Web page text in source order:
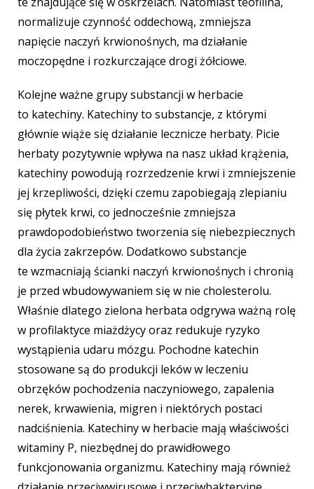
normalizuje czynność oddechową, zmniejsza
napięcie naczyń krwionośnych, ma działanie
moczopędne i rozkurczające drogi żółciowe.
Kolejne ważne grupy substancji w herbacie
to katechiny. Katechiny to substancje, z którymi
głównie wiąże się działanie lecznicze herbaty. Picie
herbaty pozytywnie wpływa na nasz układ krążenia,
katechiny powodują rozrzedzenie krwi i zmniejszenie
jej krzepliwości, dzięki czemu zapobiegają zlepianiu
się płytek krwi, co jednocześnie zmniejsza
prawdopodobieństwo tworzenia się niebezpiecznych
dla życia zakrzepów. Dodatkowo substancje
te wzmacniają ścianki naczyń krwionośnych i chronią
je przed wbudowywaniem się w nie cholesterolu.
Właśnie dlatego zielona herbata odgrywa ważną rolę
w profilaktyce miażdżycy oraz redukuje ryzyko
wystąpienia udaru mózgu. Pochodne katechin
stosowane są do produkcji leków w leczeniu
obrzęków pochodzenia naczyniowego, zapalenia
nerek, krwawienia, migren i niektórych postaci
nadciśnienia. Katechiny w herbacie mają właściwości
witaminy P, niezbędnej do prawidłowego
funkcjonowania organizmu. Katechiny mają również